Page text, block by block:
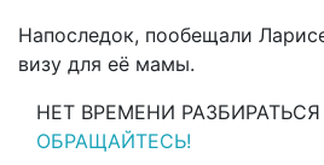
Напоследок, пообещали
визу для её мамы.
НЕТ ВРЕМЕНИ
ОБРАЩАЙТЕСЬ!